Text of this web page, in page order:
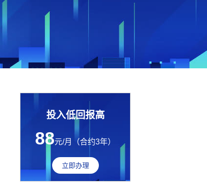
投入低回报高
88元/月（合约3年）
立即办理